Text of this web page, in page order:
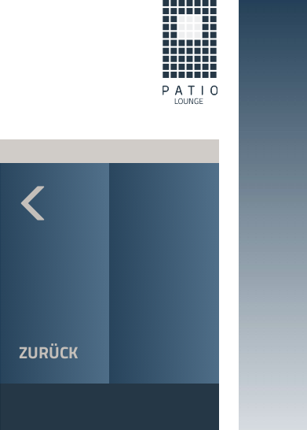
ZURÜCK